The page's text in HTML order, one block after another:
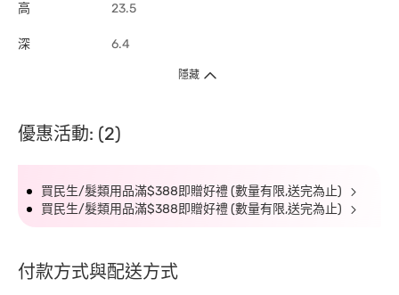
高 23.5
深 6.4
隱藏
優惠活動: (2)
買民生/髮類用品滿$388即贈好禮 (數量有限,送完為止)
買民生/髮類用品滿$388即贈好禮 (數量有限,送完為止)
付款方式與配送方式